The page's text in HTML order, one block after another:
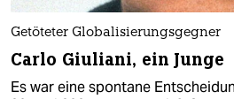
Getöteter Globalisierungsgegner
Carlo Giuliani, ein Junge
Es war eine spontane